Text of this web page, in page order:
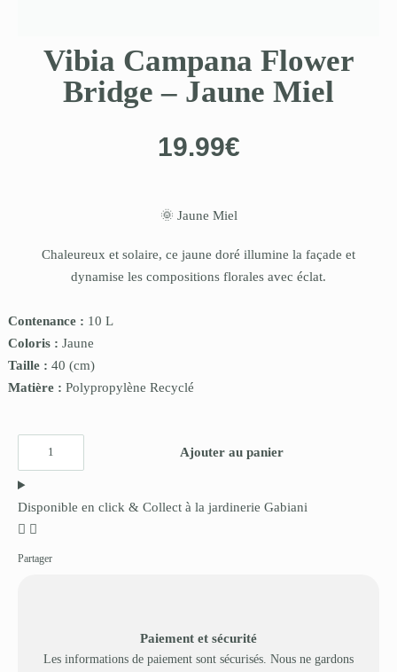
Vibia Campana Flower
Bridge – Jaune Miel
19.99€
🌞 Jaune Miel
Chaleureux et solaire, ce jaune doré illumine la façade et
dynamise les compositions florales avec éclat.
Contenance : 10 L
Coloris : Jaune
Taille : 40 (cm)
Matière : Polypropylène Recyclé
Ajouter au panier
Disponible en click & Collect à la jardinerie Gabiani
Partager
Paiement et sécurité
Les informations de paiement sont sécurisés. Nous ne gardons